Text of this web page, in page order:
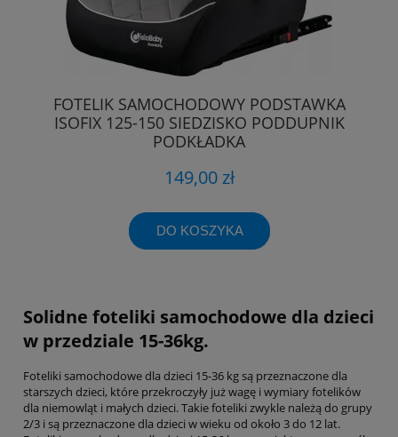
FOTELIK SAMOCHODOWY PODSTAWKA
ISOFIX 125-150 SIEDZISKO PODDUPNIK
PODKŁADKA
149,00 zł
DO KOSZYKA
Solidne foteliki samochodowe dla dzieci
w przedziale 15-36kg.
Foteliki samochodowe dla dzieci 15-36 kg są przeznaczone dla
starszych dzieci, które przekroczyły już wagę i wymiary fotelików
dla niemowląt i małych dzieci. Takie foteliki zwykle należą do grupy
2/3 i są przeznaczone dla dzieci w wieku od około 3 do 12 lat.